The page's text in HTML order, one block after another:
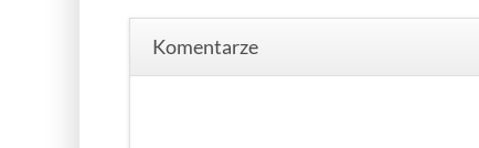
Komentarze